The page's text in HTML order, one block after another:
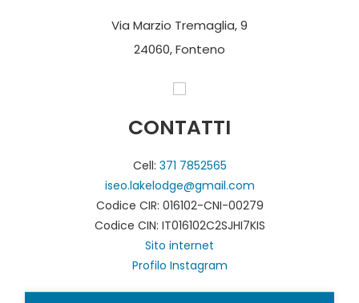
Via Marzio Tremaglia, 9
24060, Fonteno
CONTATTI
Cell: 371 7852565
iseo.lakelodge@gmail.com
Codice CIR: 016102-CNI-00279
Codice CIN: IT016102C2SJHI7KIS
Sito internet
Profilo Instagram